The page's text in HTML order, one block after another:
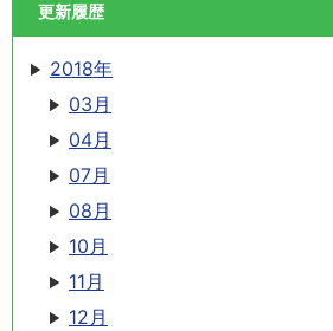
更新履歴
2018年
03月
04月
07月
08月
10月
11月
12月